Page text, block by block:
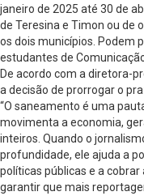
janeiro de 2025 até 30 de
de Teresina e Timon ou de
os dois municípios. Podem
estudantes de
De acordo com a diretora-
a decisão de prorrogar o
“O saneamento é uma
movimenta a economia,
inteiros. Quando o
profundidade, ele ajuda a
políticas públicas e a
garantir que mais